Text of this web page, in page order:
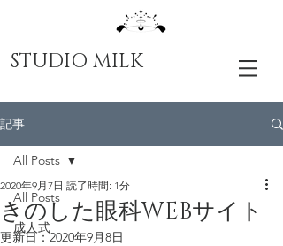
STUDIO MILK
記事
All Posts
成人式
All Posts
きのした眼科WEBサイト
2020年9月7日 読了時間: 1分
更新日：2020年9月8日